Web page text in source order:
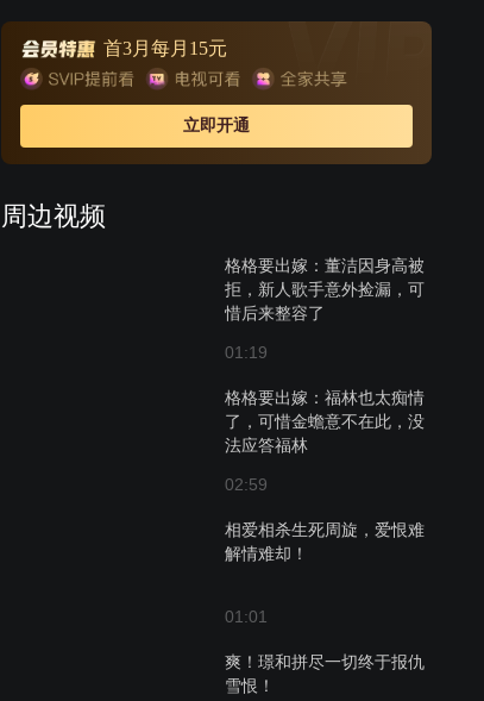
把她早日嫁出去，但他所有的安排都被聪明的金蟾一一化
解。太后有意安排选多罗为皇后，多尔衮却推荐了蒙古王
公吴克善的女儿富察珍儿，顺治闻讯心灰意冷。多尔衮狩
猎被人做了手脚，结果活活被马拖死，其下人树倒猢狲
散。多罗与顺治大婚后生下皇子，金蟾不愿再留宫中，她
首3月每月15元
立即开通
周边视频
格格要出嫁：董洁因身高被
拒，新人歌手意外捡漏，可
惜后来整容了
01:19
格格要出嫁：福林也太痴情
了，可惜金蟾意不在此，没
法应答福林
02:59
相爱相杀生死周旋，爱恨难
解情难却！
01:01
爽！璟和拼尽一切终于报仇
雪恨！